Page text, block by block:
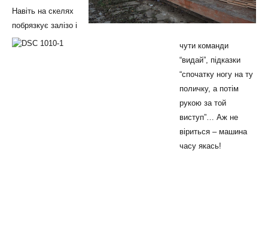
Навіть на скелях
побрязкує залізо і
чути команди
“видай”, підказки
“спочатку ногу на ту
поличку, а потім
рукою за той
виступ”… Аж не
віриться – машина
часу якась!